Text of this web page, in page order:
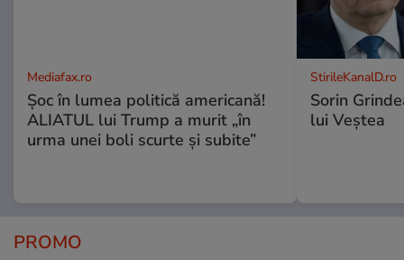
Mediafax.ro
Șoc în lumea politică americană!
ALIATUL lui Trump a murit „în
urma unei boli scurte și subite”
StirileKanalD.ro
Sorin
lui Veștea
PROMO